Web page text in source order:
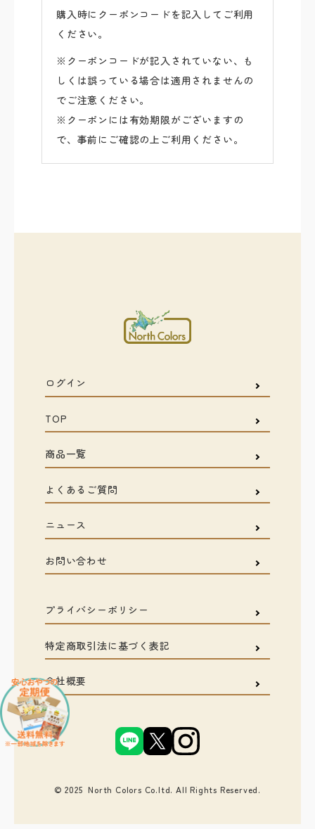
購入時にクーポンコードを記入してご利用
ください。
※クーポンコードが記入されていない、も
しくは誤っている場合は適用されませんの
でご注意ください。
※クーポンには有効期限がございますの
で、事前にご確認の上ご利用ください。
ログイン
TOP
商品一覧
よくあるご質問
ニュース
お問い合わせ
プライバシーポリシー
特定商取引法に基づく表記
会社概要
© 2025 North Colors Co.ltd. All Rights Reserved.